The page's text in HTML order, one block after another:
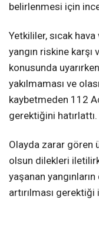
belirlenmesi için
Yetkililer, sıcak
yangın riskine karşı
konusunda
yakılmaması ve
kaybetmeden 112
gerektiğini hatırlattı.
Olayda zarar gören
olsun dilekleri
yaşanan
artırılması